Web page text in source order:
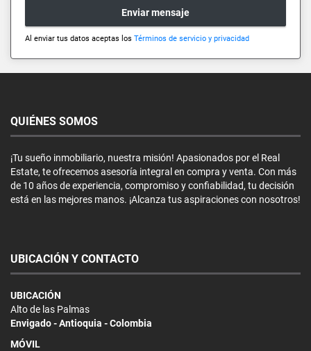
Enviar mensaje
Al enviar tus datos aceptas los Términos de servicio y privacidad
QUIÉNES SOMOS
¡Tu sueño inmobiliario, nuestra misión! Apasionados por el Real
Estate, te ofrecemos asesoría integral en compra y venta. Con más
de 10 años de experiencia, compromiso y confiabilidad, tu decisión
está en las mejores manos. ¡Alcanza tus aspiraciones con nosotros!
UBICACIÓN Y CONTACTO
UBICACIÓN
Alto de las Palmas
Envigado - Antioquia - Colombia
MÓVIL